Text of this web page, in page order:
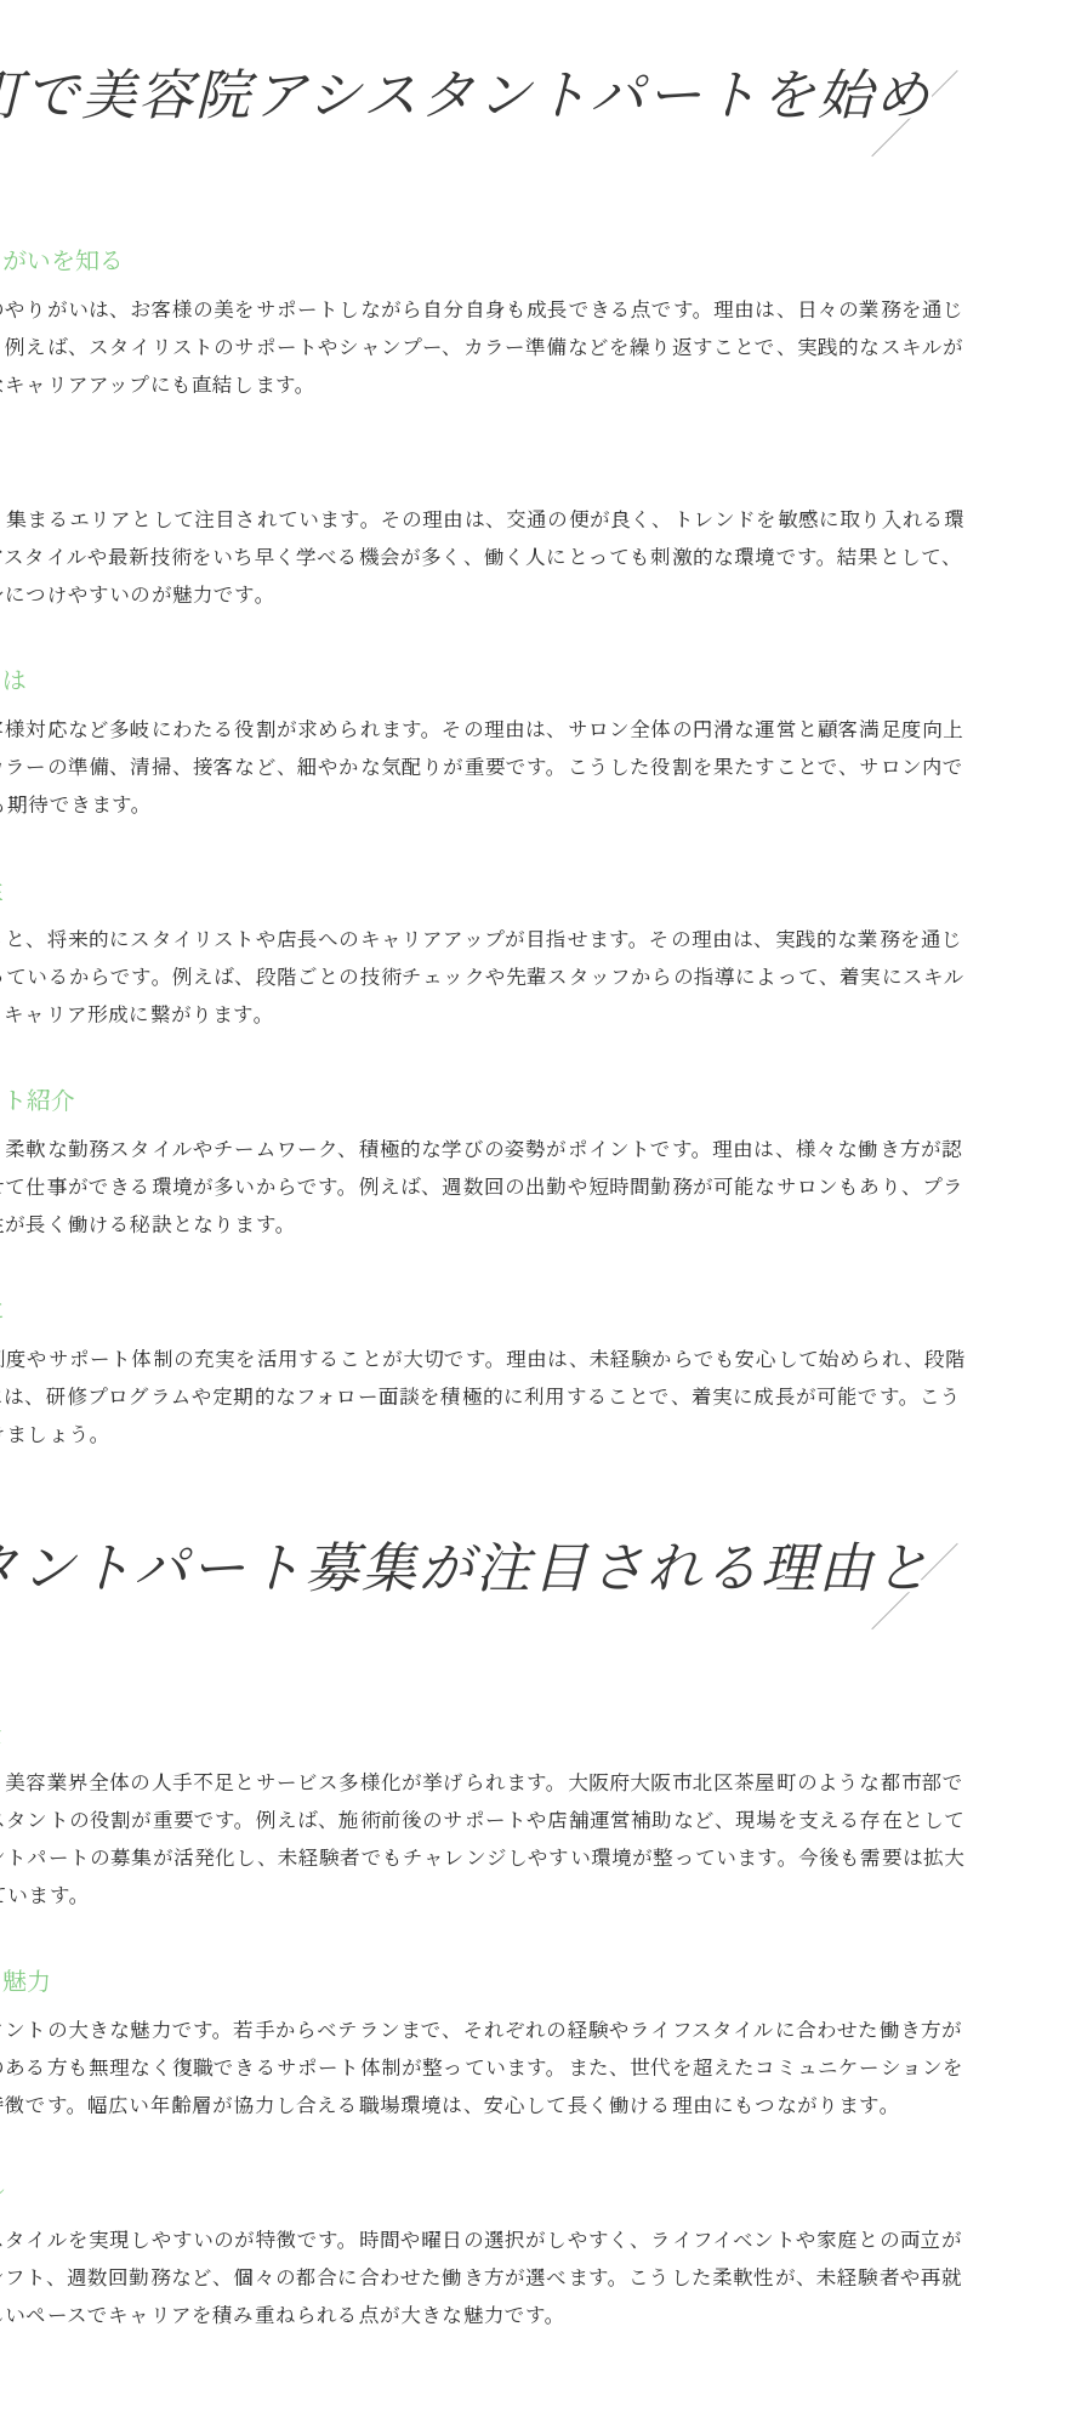
美容院のアシスタントパート募集が注目される理由とは
求人が集まる美容院の職場環境の特徴
アシスタントパートの人気ポイントを徹底解説
美容院で長く続けやすい理由を考察
柔軟な働き方が叶う美容院アシスタントパートの実情
美容院で実感するシフト調整の柔軟さ
子育て中の方にも安心な美容院勤務
アシスタントパートが語る働きやすい環境とは
未経験でも安心して挑戦できる美容院アシスタントの仕事
美容院で未経験者が安心して始められる理由
アシスタントパートの教育・研修体制を解説
未経験から美容院で活躍するためのコツ
アシスタントパートが成長できるステップとは
キャリア形成に役立つ美容院アシスタントパートのポイント
美容院で得られる専門技術と知識を紹介
キャリア形成を支える美容院のサポート体制
アシスタントパートから広がる転職の可能性
アシスタントパートが選ぶ生活に合うシフト例
美容院でワークライフバランスを実現する工夫
美容院で毎日を豊かにする働き方を提案
成長機会が豊富な美容院アシスタントパートの魅力解説
美容院で夢を叶えるためのステップアップ術
成長機会が豊富な美容院アシスタントの特徴
理想の美容院で働くためのアシスタントパート活用術
アシスタントパートが満足する職場選びのポイント
美容院で長く続けるための働き方改革
理想のキャリアを築くための美容院の選び方
アシスタントパートとして成長できる環境とは
美容院アシスタントパートを始め
いを知る
りがいは、お客様の美をサポートしながら自分自身も成長できる点です。理由は、日々の業務を通じ
えば、スタイリストのサポートやシャンプー、カラー準備などを繰り返すことで、実践的なスキルが
ャリアアップにも直結します。
まるエリアとして注目されています。その理由は、交通の便が良く、トレンドを敏感に取り入れる環
タイルや最新技術をいち早く学べる機会が多く、働く人にとっても刺激的な環境です。結果として、
つけやすいのが魅力です。
対応など多岐にわたる役割が求められます。その理由は、サロン全体の円滑な運営と顧客満足度向上
ーの準備、清掃、接客など、細やかな気配りが重要です。こうした役割を果たすことで、サロン内で
待できます。
、将来的にスタイリストや店長へのキャリアアップが目指せます。その理由は、実践的な業務を通じ
いるからです。例えば、段階ごとの技術チェックや先輩スタッフからの指導によって、着実にスキル
ャリア形成に繋がります。
紹介
軟な勤務スタイルやチームワーク、積極的な学びの姿勢がポイントです。理由は、様々な働き方が認
仕事ができる環境が多いからです。例えば、週数回の出勤や短時間勤務が可能なサロンもあり、プラ
長く働ける秘訣となります。
やサポート体制の充実を活用することが大切です。理由は、未経験からでも安心して始められ、段階
、研修プログラムや定期的なフォロー面談を積極的に利用することで、着実に成長が可能です。こう
しょう。
トパート募集が注目される理由と
容業界全体の人手不足とサービス多様化が挙げられます。大阪府大阪市北区茶屋町のような都市部で
ントの役割が重要です。例えば、施術前後のサポートや店舗運営補助など、現場を支える存在として
パートの募集が活発化し、未経験者でもチャレンジしやすい環境が整っています。今後も需要は拡大
ます。
力
トの大きな魅力です。若手からベテランまで、それぞれの経験やライフスタイルに合わせた働き方が
る方も無理なく復職できるサポート体制が整っています。また、世代を超えたコミュニケーションを
です。幅広い年齢層が協力し合える職場環境は、安心して長く働ける理由にもつながります。
イルを実現しやすいのが特徴です。時間や曜日の選択がしやすく、ライフイベントや家庭との両立が
ト、週数回勤務など、個々の都合に合わせた働き方が選べます。こうした柔軟性が、未経験者や再就
ペースでキャリアを積み重ねられる点が大きな魅力です。